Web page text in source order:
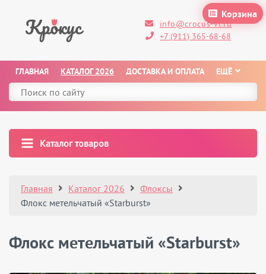
Корзина
info@crocus-vl.ru
+7 (911) 365-68-68
ГЛАВНАЯ КАТАЛОГ 2026 ДОСТАВКА И ОПЛАТА ЕЩЁ
Каталог товаров
Главная Каталог 2026
Флоксы
Флокс метельчатый «Starburst»
Флокс метельчатый «Starburst»